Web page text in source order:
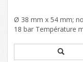
Ø 38 mm x 54 mm;
18 bar Température